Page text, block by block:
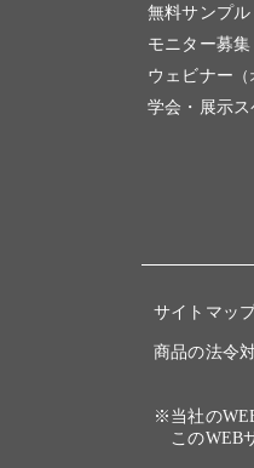
無料サンプル
モニター募集
ウェビナー
学会・展示
サイトマッ
商品の法令
※当社の
このWEB